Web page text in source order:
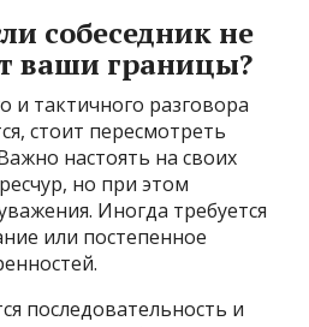
собеседник не
ваши границы?
и тактичного разговора
стоит пересмотреть
настоять на своих
но при этом
Иногда требуется
или постепенное
последовательность и